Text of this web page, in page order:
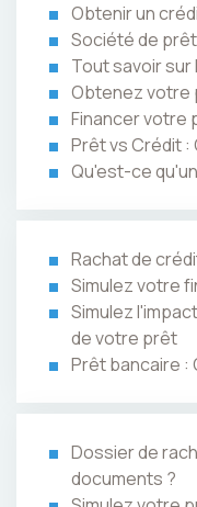
Obtenir un
Société de prêt
Tout savoir
Obtenez votre
Financer votre
Prêt vs Crédit :
Qu'est-ce
Rachat de
Simulez votre
Simulez
de votre prêt
Prêt bancaire :
Dossier de
documents ?